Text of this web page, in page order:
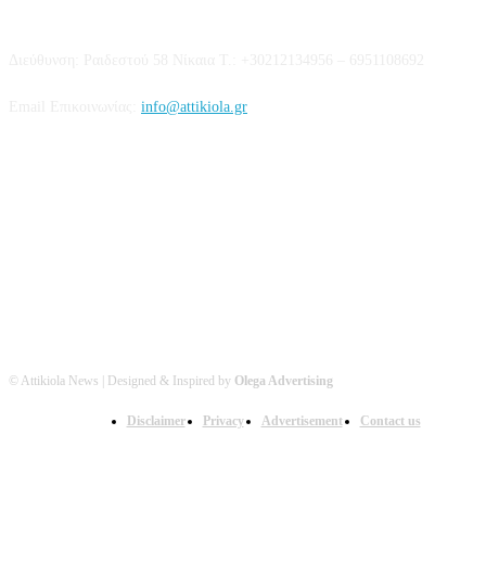
info@attikiola.gr
© Attikiola News | Designed & Inspired by Olega Advertising
Disclaimer Privacy Advertisement Contact us